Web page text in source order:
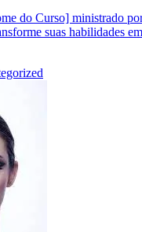
do Curso] ministrado
suas habilidades